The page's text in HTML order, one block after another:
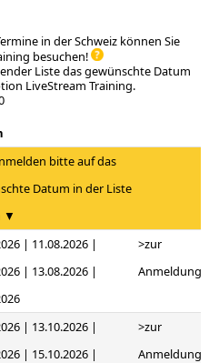
in der Schweiz können Sie
besuchen!
Liste das gewünschte Datum
LiveStream Training.
bitte auf das
Datum in der Liste
▼
| 11.08.2026 |
| 13.08.2026 |
>zur
Anmeldung
| 13.10.2026 |
| 15.10.2026 |
>zur
Anmeldung